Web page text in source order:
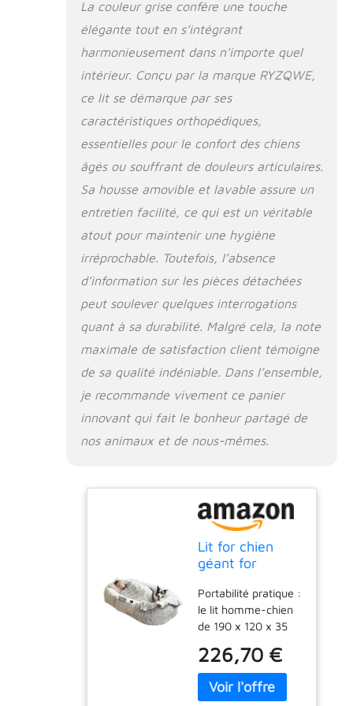
paix. Construire un
lien étroit avec votre
ami à quatre pattes:
Votre chien peut
vous rejoindre dans
cet abri partagé, se
de vous ou se blottir
contre vous.
Lorsque vous êtes
immergés dans la
chaleur et le confort
de ce lit homme-
chien, cela renforce
le lien entre vous et
votre compagnon
dans le confort :
plongez-vous dans
l'étreinte
notre lit homme-
chien et profitez
Inspiré des styles de
lit for chien bien-
chien offre un lieu
de repos spécial for
se détendre, faire la
sieste, lire ou
simplement profiter
d'un confort
agréable. Facilité de
nettoyage : notre lit
for chien de type
à répondre aux
besoins quotidiens
de vous et de votre
La couleur grise confère une touche
élégante tout en s’intégrant
harmonieusement dans n’importe quel
intérieur. Conçu par la marque RYZQWE,
ce lit se démarque par ses
caractéristiques orthopédiques,
essentielles pour le confort des chiens
âgés ou souffrant de douleurs articulaires.
Sa housse amovible et lavable assure un
entretien facilité, ce qui est un véritable
atout pour maintenir une hygiène
irréprochable. Toutefois, l’absence
d’information sur les pièces détachées
peut soulever quelques interrogations
quant à sa durabilité. Malgré cela, la note
maximale de satisfaction client témoigne
de sa qualité indéniable. Dans l’ensemble,
je recommande vivement ce panier
innovant qui fait le bonheur partagé de
nos animaux et de nous-mêmes.
Lit for chien
géant for
animaux de
compagnie,
Panier for
Chien, Coussin
for Chien, Lit for
chien chaud et
confortable de
Portabilité pratique :
le lit homme-chien
de 190 x 120 x 35
des poches de
rangement latérales
pratiques for un
226,70 €